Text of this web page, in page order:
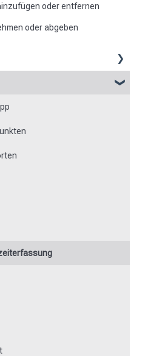
oder entfernen
oder abgeben